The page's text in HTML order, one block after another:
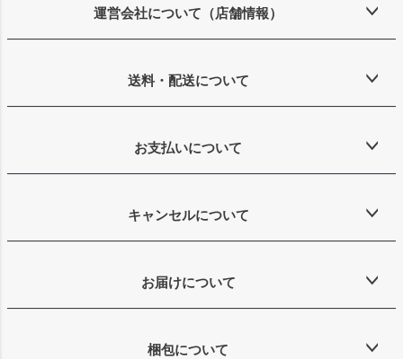
ップ
運営会社について（店舗情報）
送料・配送について
お支払いについて
キャンセルについて
お届けについて
梱包について